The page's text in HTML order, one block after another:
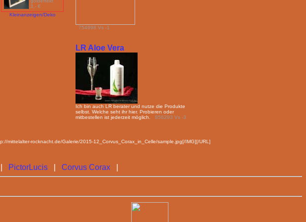
754998 Vs -1
LR Aloe Vera
Ich bin auch LR berater und nutze die Produkte
selbst. Welche seht ihr hier. Probieren oder
mitbestellen ist jederzeit möglich.
856293 Vs -3
3,- €
Kleinanzeigen/Deko
mittelalter-rocknacht.de/Galerie/2015-12_Corvus_Corax_in_Celle/sample.jpg[/IMG][/URL]
PictorLucis| Corvus Corax|